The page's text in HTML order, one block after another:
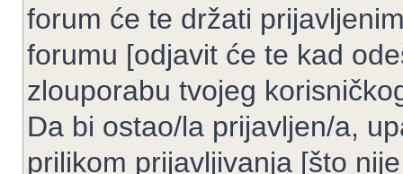
forum će te držati
forumu [odjavit će te kad
zlouporabu tvojeg
Da bi ostao/la prijavljen/a,
prilikom prijavljivanja [što